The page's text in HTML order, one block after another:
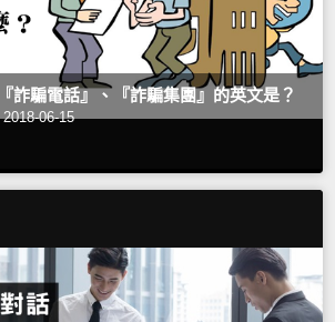
詐騙電話』、『詐騙集團』的英文是？
2018-06-15